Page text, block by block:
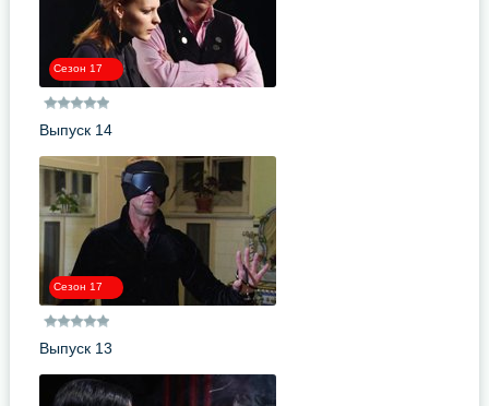
Сезон 17
Выпуск 14
Сезон 17
Выпуск 13